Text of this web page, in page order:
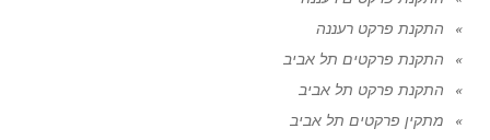
התקנת פרקט רעננה
התקנת פרקטים תל אביב
התקנת פרקט תל אביב
מתקין פרקטים תל אביב